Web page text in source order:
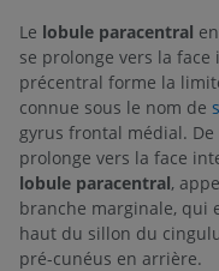
Le lobule paracentral
se prolonge vers la
précentral forme la
connue sous le nom de
gyrus frontal médial.
prolonge vers la face
lobule paracentral,
branche marginale, qui
haut du sillon du
pré-cunéus en arrière.